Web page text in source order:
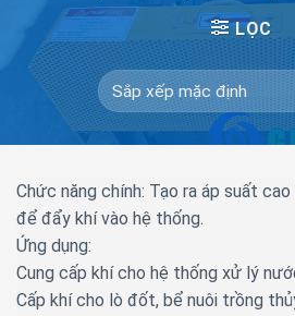
LỌC
Chức năng chính: Tạo ra áp suất
để đẩy khí vào hệ thống.
Ứng dụng:
Cung cấp khí cho hệ thống xử lý
Cấp khí cho lò đốt, bể nuôi trồng